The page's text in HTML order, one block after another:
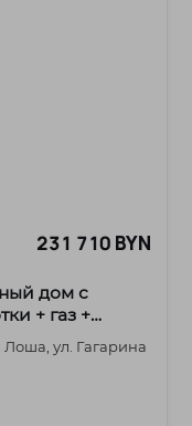
231 710 BYN
дом с
+ газ +
ул. Гагарина